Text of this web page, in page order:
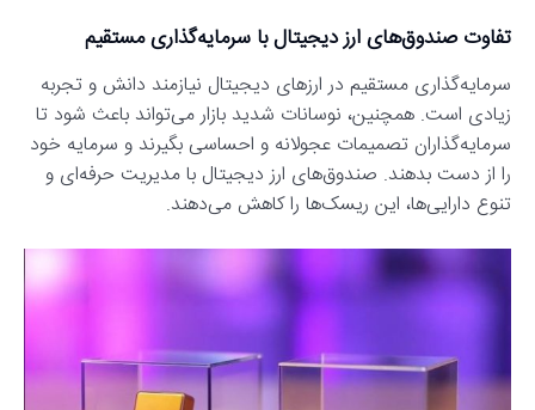
تفاوت صندوق‌های ارز دیجیتال با سرمایه‌گذاری مستقیم
سرمایه‌گذاری مستقیم در ارزهای دیجیتال نیازمند دانش و تجربه
زیادی است. همچنین، نوسانات شدید بازار می‌تواند باعث شود تا
سرمایه‌گذاران تصمیمات عجولانه و احساسی بگیرند و سرمایه خود
را از دست بدهند. صندوق‌های ارز دیجیتال با مدیریت حرفه‌ای و
تنوع دارایی‌ها، این ریسک‌ها را کاهش می‌دهند.